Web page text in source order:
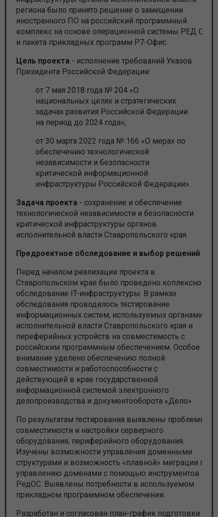
региона было принято решение о замещении
иностранного ПО на российский программный
комплекс на основе операционной системы РЕД ОС
и пакета прикладных программ Р7-Офис.
Цель проекта - исполнение требований Указов
Президента Российской Федерации:
от 7 мая 2018 года № 204 «О
национальных целях и стратегических
задачах развития Российской Федерации
на период до 2024 года»;
от 30 марта 2022 года № 166 «О мерах по
обеспечению технологической
независимости и безопасности
критической информационной
инфраструктуры Российской Федерации».
Задача проекта - сохранение и обеспечение
технологической независимости и безопасности
критической инфраструктуры органов
исполнительной власти Ставропольского края.
Предроектное обследование и выбор решений
Перед началом реализации проекта в
Ставропольском крае было проведено коплексное
обследование IT-инфраструктуры. В рамках
обследования проводилось тестирование
информационных систем, используемых органами
исполнительной власти Ставропольского края и
переферийных устройств на совместимость с
российским программным обеспечением. Особое
внимание уделено обеспечению полной
совместимости и работоспособности с
действующей в крае государственной
информационной системой электронного
делопроизводства и документооборота «Дело».
По результатам тестирования выявлены проблемы
совместимости и настройки серверного
оборудования, периферийного оборудования.
Изучены возможности управления доменными
структурами и возможность «плавной» миграции по
управлению доменами с помощью инструментов
РедОС. Выявлены потребности в используемом
прикладном программном обеспечении.
Разработан и согласован план-график подготовки и